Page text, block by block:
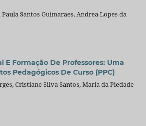
Santos Guimaraes, Andrea Lopes da
E Formação De Professores: Uma
Pedagógicos De Curso (PPC)
Cristiane Silva Santos, Maria da Piedade